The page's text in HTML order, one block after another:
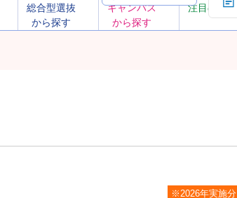
総合型選抜
から探す
キャンパス
から探す
注目の大学
※2026年実施分